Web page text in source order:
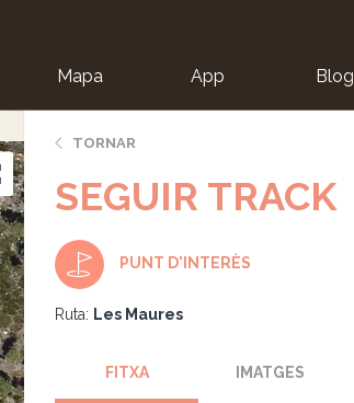
Mapa App Blog
TORNAR
SEGUIR TRACK
PUNT D'INTERÈS
Ruta: Les Maures
FITXA IMATGES